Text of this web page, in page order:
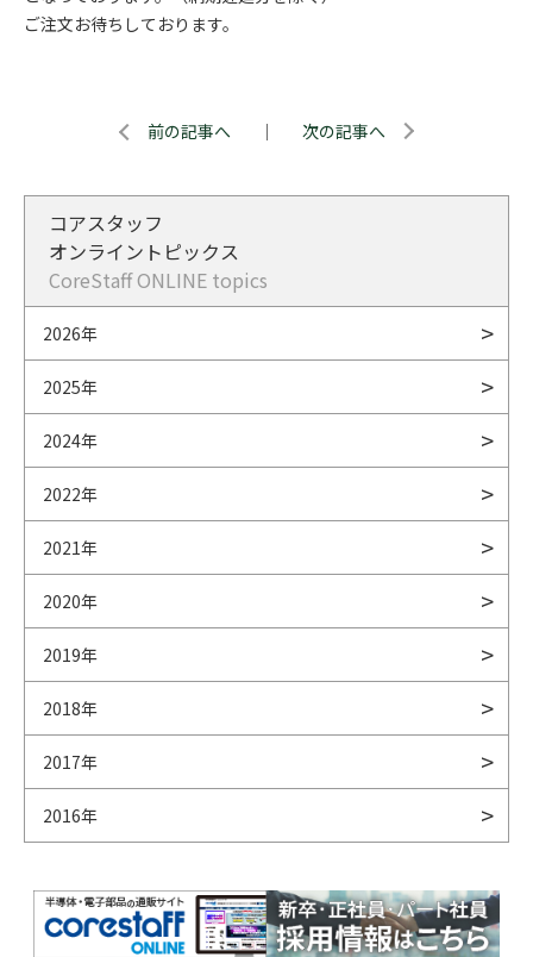
ご注文お待ちしております。
前の記事へ ｜ 次の記事へ
コアスタッフ
オンライントピックス
CoreStaff ONLINE topics
2026年
2025年
2024年
2022年
2021年
2020年
2019年
2018年
2017年
2016年